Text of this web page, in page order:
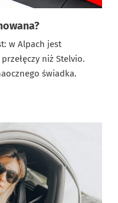
w Alpach jest
niż Stelvio.
świadka.